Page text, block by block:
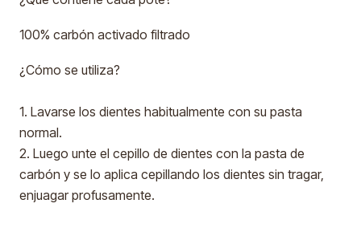
100% carbón activado filtrado
¿Cómo se utiliza?
1. Lavarse los dientes habitualmente con su pasta
normal.
2. Luego unte el cepillo de dientes con la pasta de
carbón y se lo aplica cepillando los dientes sin tragar,
enjuagar profusamente.